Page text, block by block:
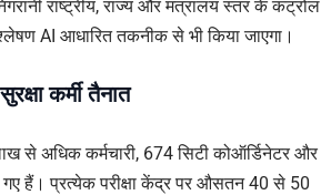
राष्ट्रीय, राज्य और मंत्रालय स्तर के कंट्रोल
AI आधारित तकनीक से भी किया जाएगा।
कर्मी तैनात
से अधिक कर्मचारी, 674 सिटी कोऑर्डिनेटर और
गए हैं। प्रत्येक परीक्षा केंद्र पर औसतन 40 से 50